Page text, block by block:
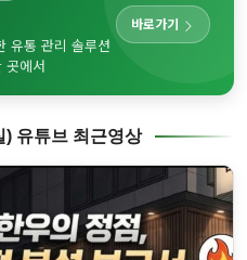
유통 관리 솔루션
곳에서
바로가기
) 유튜브 최근영상
보석 같은 공간, 토비코에서 보낸